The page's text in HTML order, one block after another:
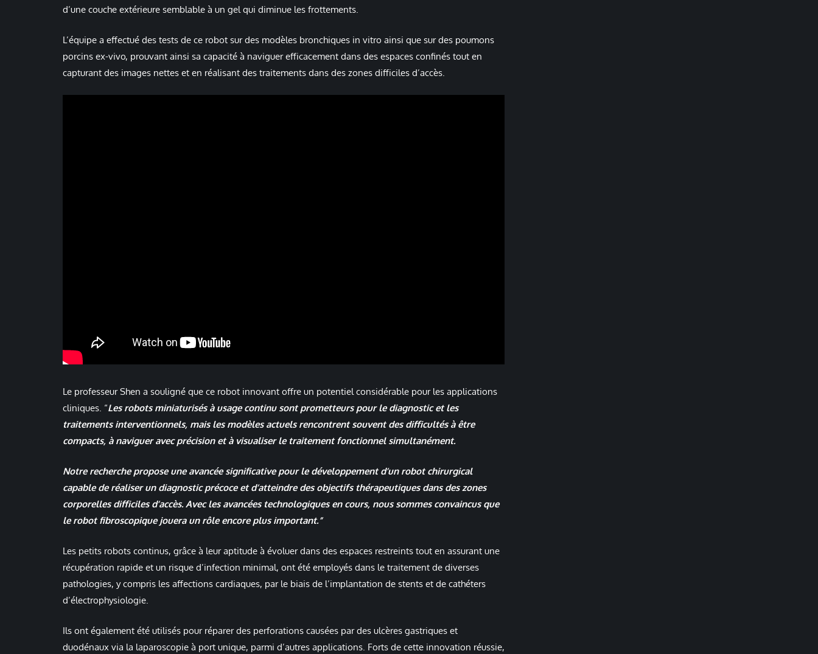
d’une couche extérieure semblable à un gel qui diminue les frottements.
L’équipe a effectué des tests de ce robot sur des modèles bronchiques in vitro ainsi que sur des poumons
porcins ex-vivo, prouvant ainsi sa capacité à naviguer efficacement dans des espaces confinés tout en
capturant des images nettes et en réalisant des traitements dans des zones difficiles d’accès.
Le professeur Shen a souligné que ce robot innovant offre un potentiel considérable pour les applications
cliniques. “Les robots miniaturisés à usage continu sont prometteurs pour le diagnostic et les
traitements interventionnels, mais les modèles actuels rencontrent souvent des difficultés à être
compacts, à naviguer avec précision et à visualiser le traitement fonctionnel simultanément.
Notre recherche propose une avancée significative pour le développement d’un robot chirurgical
capable de réaliser un diagnostic précoce et d’atteindre des objectifs thérapeutiques dans des zones
corporelles difficiles d’accès. Avec les avancées technologiques en cours, nous sommes convaincus que
le robot fibroscopique jouera un rôle encore plus important.”
Les petits robots continus, grâce à leur aptitude à évoluer dans des espaces restreints tout en assurant une
récupération rapide et un risque d’infection minimal, ont été employés dans le traitement de diverses
pathologies, y compris les affections cardiaques, par le biais de l’implantation de stents et de cathéters
d’électrophysiologie.
Ils ont également été utilisés pour réparer des perforations causées par des ulcères gastriques et
duodénaux via la laparoscopie à port unique, parmi d’autres applications. Forts de cette innovation réussie,